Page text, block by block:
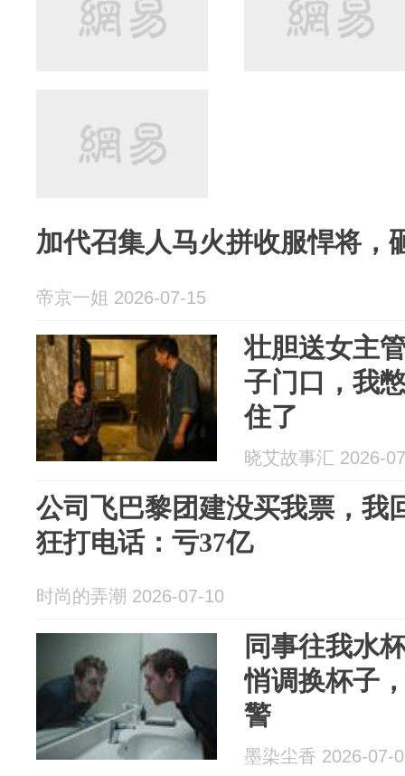
加代召集人马火拼收服悍将，
帝京一姐 2026-07-15
壮胆送女主
子门口，我
住了
晓艾故事汇 2026-
公司飞巴黎团建没买我票，我
狂打电话：亏37亿
时尚的弄潮 2026-07-10
同事往我水
悄调换杯子
警
墨染尘香 2026-07-